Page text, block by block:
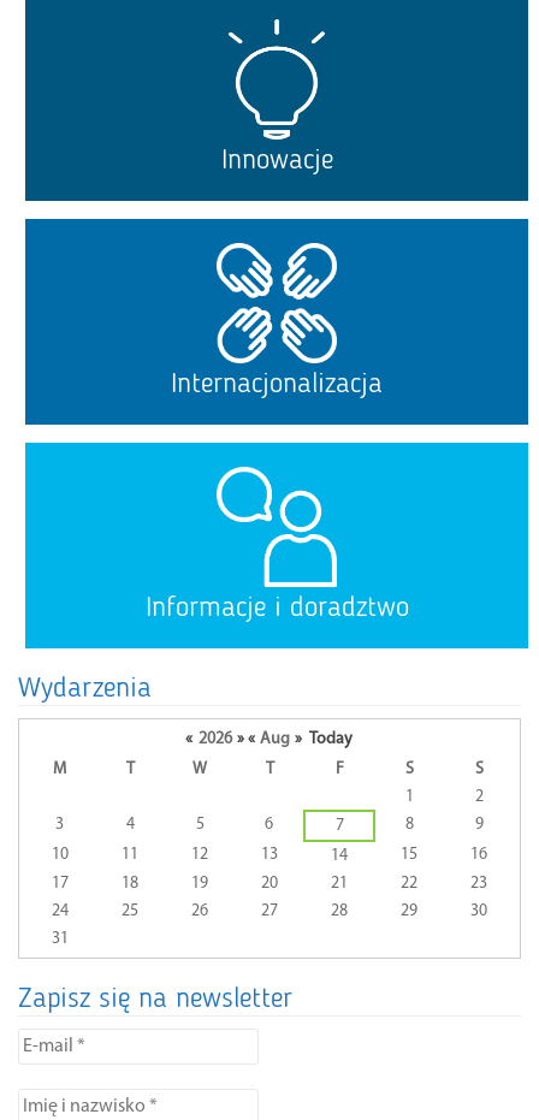
Innowacje
Internacjonalizacja
Informacje i doradztwo
Wydarzenia
calendar
events
« 2026 » « Aug » Today
M
T W T F S
S
1
2
3
4 5 6 7 8
9
10
11 12 13 14 15
16
17
18 19 20 21 22
23
24
25 26 27 28 29
30
31
Zapisz się na newsletter
E-
*Imię